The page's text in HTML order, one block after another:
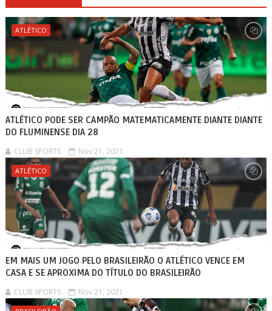
ATLÉTICO
ATLÉTICO PODE SER CAMPÃO MATEMATICAMENTE DIANTE DIANTE
DO FLUMINENSE DIA 28
CLUB SPORTS Nov 21, 2021
ATLÉTICO
EM MAIS UM JOGO PELO BRASILEIRÃO O ATLÉTICO VENCE EM
CASA E SE APROXIMA DO TÍTULO DO BRASILEIRÃO
CLUB SPORTS Nov 21, 2021